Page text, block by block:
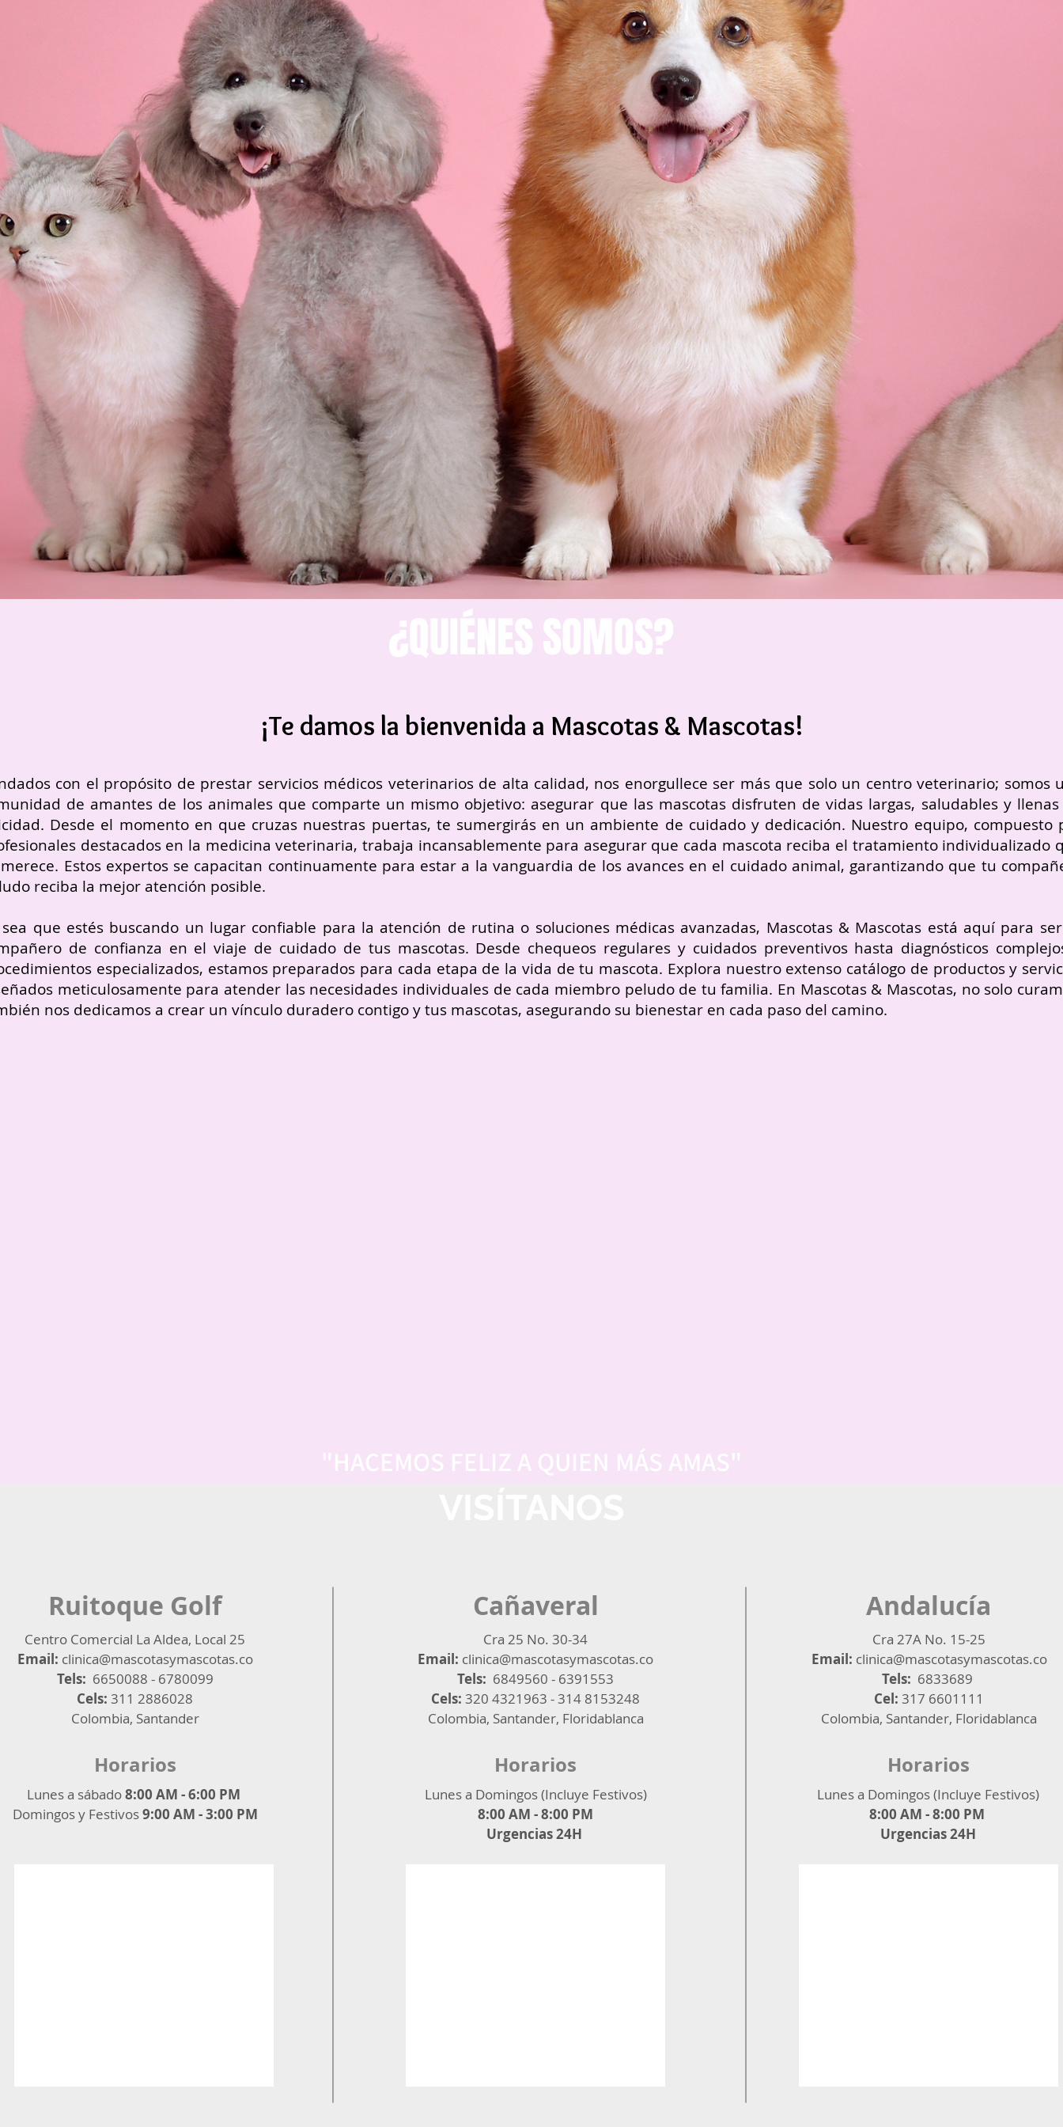
¿QUIÉNES SOMOS?
con el propósito de prestar servicios médicos veterinarios de alta calidad, nos enorgullece ser más que solo un centro veterinario; somos
de amantes de los animales que comparte un mismo objetivo: asegurar que las mascotas disfruten de vidas largas, saludables y
Desde el momento en que cruzas nuestras puertas, te sumergirás en un ambiente de cuidado y dedicación. Nuestro equipo, compuesto
destacados en la medicina veterinaria, trabaja incansablemente para asegurar que cada mascota reciba el tratamiento individualizado
Estos expertos se capacitan continuamente para estar a la vanguardia de los avances en el cuidado animal, garantizando que tu
reciba la mejor atención posible.
sea que estés buscando un lugar confiable para la atención de rutina o soluciones médicas avanzadas, Mascotas & Mascotas está aquí para
de confianza en el viaje de cuidado de tus mascotas. Desde chequeos regulares y cuidados preventivos hasta diagnósticos
especializados, estamos preparados para cada etapa de la vida de tu mascota. Explora nuestro extenso catálogo de productos y
meticulosamente para atender las necesidades individuales de cada miembro peludo de tu familia. En Mascotas & Mascotas, no solo
nos dedicamos a crear un vínculo duradero contigo y tus mascotas, asegurando su bienestar en cada paso del camino.
¡Te damos la bienvenida a Mascotas & Mascotas!
"HACEMOS FELIZ A QUIEN MÁS AMAS"
Ruitoque Golf
Centro Comercial La Aldea, Local 25​
Email: clinica@mascotasymascotas.co
Tels: 6650088 - 6780099
Cels: 311 2886028
Colombia, Santander
Cañaveral
Cra 25 No. 30-34
Email: clinica@mascotasymascotas.co
Tels: 6849560 - 6391553
Cels: 320 4321963 - 314 8153248
Colombia, Santander, Floridablanca
Andalucía
Cra 27A No. 15-25
Email: clinica@mascotasymascotas.co
Tels: 6833689
Cel: 317 6601111
Colombia, Santander, Floridablanca
Horarios Horarios Horarios
Lunes a sábado8:00 AM - 6:00 PM
Domingos y Festivos9:00 AM - 3:00 PM
Lunes a Domingos (Incluye Festivos)
8:00 AM - 8:00 PM
Urgencias 24H
Lunes a Domingos (Incluye Festivos)
8:00 AM - 8:00 PM
Urgencias 24H